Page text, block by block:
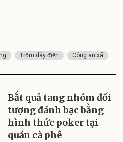
Trộm dây điện Công an xã
Bắt quả tang nhóm đối
tượng đánh bạc bằng
hình thức poker tại
quán cà phê